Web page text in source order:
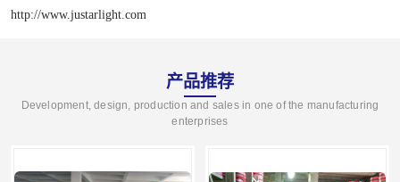
http://www.justarlight.com
产品推荐
Development, design, production and sales in one of the manufacturing
enterprises